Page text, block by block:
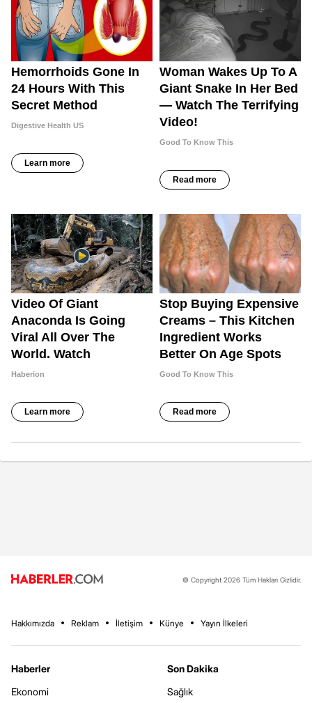
© Copyright 2026 Tüm Hakları Gizlidir.
Hakkımızda Reklam İletişim Künye Yayın İlkeleri
Haberler
Ekonomi
Son Dakika
Sağlık